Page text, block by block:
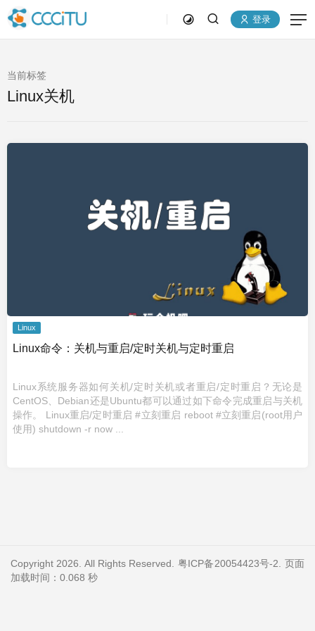
登录
当前标签
Linux关机
Linux
Linux命令：关机与重启/定时关机与定时重启
Linux系统服务器如何关机/定时关机或者重启/定时重启？无论是
CentOS、Debian还是Ubuntu都可以通过如下命令完成重启与关机
操作。 Linux重启/定时重启 #立刻重启 reboot #立刻重启(root用户
Copyright 2026. All Rights Reserved. 粤ICP备20054423号-2 . 页面
加载时间：0.068 秒